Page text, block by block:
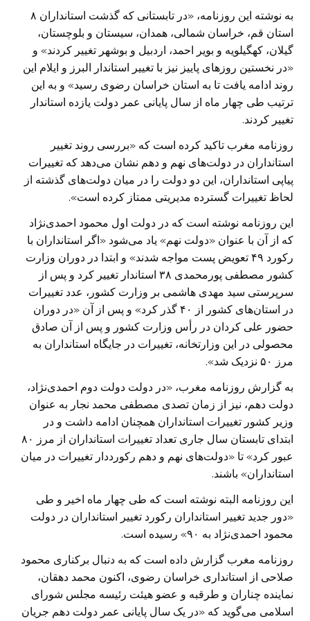
به نوشته این روزنامه، «در تابستانی که گذشت استانداران ۸
استان قم، خراسان شمالی، همدان، سیستان و بلوچستان،
گیلان، کهگیلویه و بویر احمد، اردبیل و بوشهر تغییر کردند» و
«در نخستین روزهای پاییز نیز با تغییر استاندار البرز و ایلام این
روند ادامه یافت تا به استان خراسان رضوی رسید» و به این
ترتیب طی چهار ماه از سال پایانی عمر دولت یازده استاندار
تغییر کردند.
روزنامه مغرب تاکید کرده است که «بررسی روند تغییر
استانداران در دولت‌های نهم و دهم نشان می‌دهد که تغییرات
پیاپی استانداران، این دو دولت را در میان دولت‌های گذشته از
لحاظ تغییرات گسترده مدیریتی ممتاز کرده است».
این روزنامه نوشته است که در دولت اول محمود احمدی‌نژاد
که از آن با عنوان «دولت نهم» یاد می‌شود «اگر استانداران با
رکورد ۴۹ تعویض پست مواجه شدند» و ابتدا در دوران وزارت
کشور مصطفی پورمحمدی ۳۸ استاندار تغییر کرد و پس از
سرپرستی سید مهدی هاشمی بر وزارت کشور، عدد تغییرات
در استان‌های کشور از ۴۰ گذر کرد» و پس از آن «در دوران
حضور علی کردان در رأس وزارت کشور و پس از آن صادق
محصولی در این وزارتخانه، تغییرات در جایگاه استانداران به
مرز ۵۰ نزدیک شد».
به گزارش روزنامه مغرب، «در دولت دولت دوم احمدی‌نژاد،
دولت دهم، نیز از زمان تصدی مصطفی محمد نجار به عنوان
وزیر کشور تغییرات استانداران همچنان ادامه داشت و در
ابتدای تابستان سال جاری تعداد تغییرات استانداران از مرز ۸۰
عبور کرد» تا «دولت‌های نهم و دهم رکورددار تغییرات در میان
استانداران» باشند.
این روزنامه البته نوشته است که طی چهار ماه اخیر و طی
«دور جدید تغییر استانداران رکورد تغییر استانداران در دولت
محمود احمدی‌نژاد به ۹۰» رسیده است.
روزنامه مغرب گزارش داده است که به دنبال برکناری محمود
صلاحی از استانداری خراسان رضوی، اکنون محمد دهقان،
نماینده چناران و طرقبه و عضو هیئت رئیسه مجلس شورای
اسلامی می‌گوید که «در یک سال پایانی عمر دولت دهم جریان